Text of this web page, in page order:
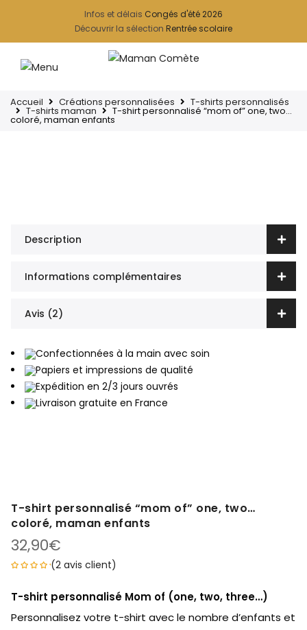
Infos et délais Congés d'été 2026
Découvrir la sélection Rentrée scolaire
Accueil Créations personnalisées T-shirts personnalisés
T-shirts maman T-shirt personnalisé “mom of” one, two…
coloré, maman enfants
Description
Informations complémentaires
Avis (2)
Confectionnées à la main avec soin
Papiers et impressions de qualité
Expédition en 2/3 jours ouvrés
Livraison gratuite en France
T-shirt personnalisé “mom of” one, two…
coloré, maman enfants
(2 avis client)
32,90€
T-shirt personnalisé Mom of (one, two, three…)
Personnalisez votre t-shirt avec le nombre d’enfants et